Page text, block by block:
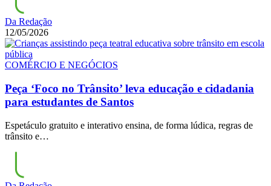
Da Redação
12/05/2026
COMÉRCIO E NEGÓCIOS
Peça ‘Foco no Trânsito’ leva educação e cidadania
para estudantes de Santos
Espetáculo gratuito e interativo ensina, de forma lúdica, regras de
trânsito e…